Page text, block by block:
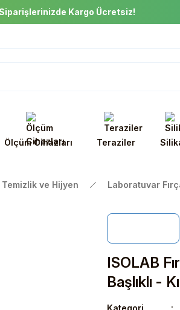
Kargo Ücretsiz!
Ölçüm Cihazları Teraziler
Temizlik ve Hijyen Laboratuvar
ISOLAB
Başlıklı -
Kategori